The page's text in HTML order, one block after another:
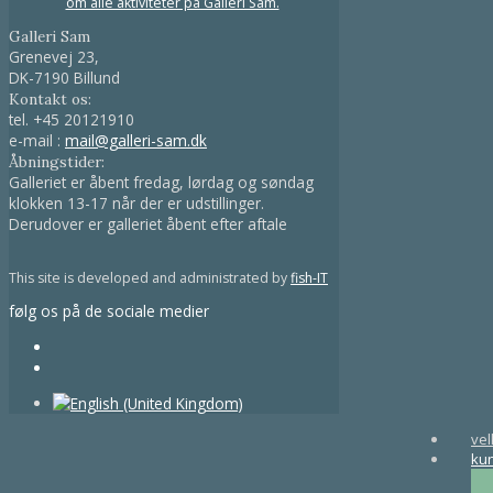
Galleri Sam
Grenevej 23,
DK-7190 Billund
Kontakt os:
tel. +45 20121910
e-mail : mail@galleri-sam.dk
Åbningstider:
Galleriet er åbent fredag, lørdag og søndag
klokken 13-17 når der er udstillinger.
Derudover er galleriet åbent efter aftale
This site is developed and administrated byfish-IT
følg os på de sociale medier